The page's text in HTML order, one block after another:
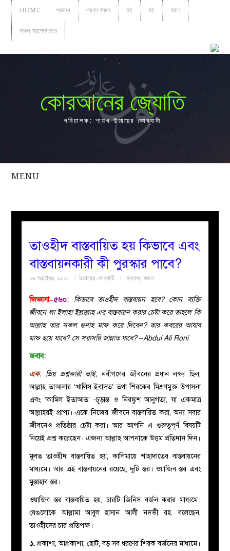
HOME প্রবন্ধ প্রশ্ন করুন বই বই বয়ান
সকল প্রশ্নোত্তর
কোরআনের জ্যোতি
পরিচালক: শায়খ উমায়ের কোব্বাদী
MENU
সকল
নারীদের
পাতা
মজলিস
প্রশ্ন
করুন
তাওহীদ বাস্তবায়িত হয় কিভাবে এবং
বাস্তবায়নকারী কী পুরস্কার পাবে?
১৬ অক্টোবর, ২০১৮ উমায়ের কোব্বাদী মন্তব্য করুন
জিজ্ঞাসা–৫৬০:
কিভাবে তা‌ওহীদ বাস্তবায়ন হবে? কোন ব্যক্তি
জীবনে লা ইলাহা ইল্লাল্লাহ এর বাস্তবায়ন করার চেষ্টা করে তাহলে কি
আল্লাহ তার সকল গুনাহ মাফ করে দিবেন? তার কবরের আযাব
মাফ হয়ে যাবে? সে সরাসরি জান্নাত যাবে? –Abdul Ali Roni
জবাব:
এক. প্রিয় প্রশ্নকারী ভাই, নবীগণের জীবনের প্রধান লক্ষ্য ছিল,
আল্লাহ তাআলার ‘খালিস ইবাদত’ তথা শিরকের মিশ্রণমুক্ত উপাসনা
এবং ‘কামিল ইতাআত’ -চূড়ান্ত ও নিরঙ্কুশ আনুগত্য, যা একমাত্র
আল্লাহরই প্রাপ্য। একে নিজের জীবনে বাস্তবায়িত করা, অন্য সবার
জীবনেও প্রতিষ্ঠার চেষ্টা করা। আর আপনি এ গুরুত্বপূর্ণ বিষয়টি
নিয়েই প্রশ্ন করেছেন। এজন্য আল্লাহ আপনাকে উত্তম প্রতিদান দিন।
মূলত তাওহীদ বাস্তবায়িত হয়, কালিমায়ে শাহাদাতের বাস্তবায়নের
মাধ্যমে। আর এই বাস্তবায়নের রয়েছে, দুটি স্তর। ওয়াজিব স্তর এবং
মুস্তাহাব স্তর।
ওয়াজিব স্তর বাস্তবায়িত হয়, চারটি জিনিস বর্জন করার মাধ্যমে।
যেগুলোকে আল্লামা আবুল হাসান আলী নদভী রহ.বলেছেন,
তাওহীদের চার প্রতিপক্ষ।
১.প্রকাশ্য, আপ্রকাশ্য, ছোট, বড় সব ধরণের শিরক বর্জনের মাধ্যমে।